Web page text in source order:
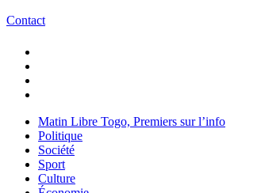
Contact
Matin Libre Togo, Premiers sur l’info
Politique
Société
Sport
Culture